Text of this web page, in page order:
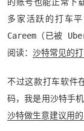
多家活跃的打车
Careem（已被
阅读： 沙特常见的
不过这款打车软件
码，我是用沙特手
沙特做生意建议用